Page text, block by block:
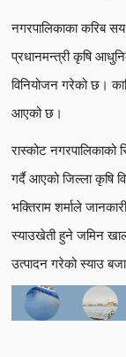
नगरपालिकाका करिब
प्रधानमन्त्री कृषि
विनियोजन गरेको छ।
आएको छ।
रास्कोट
गर्दै आएको जिल्ला कृषि
भक्तिराम शर्माले
स्याउखेती हुने जमिन
उत्पादन गरेको स्याउ